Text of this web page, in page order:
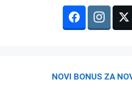
NOVI BONUS ZA